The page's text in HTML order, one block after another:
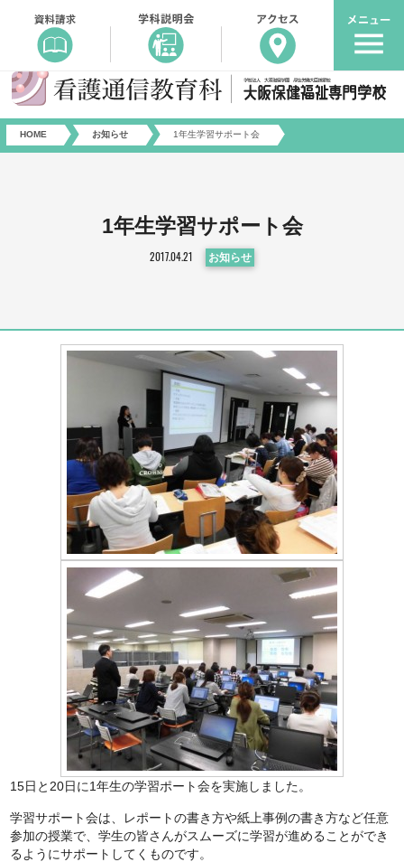
HOME お知らせ 1年生学習サポート会
1年生学習サポート会
2017.04.21 お知らせ
15日と20日に1年生の学習ポート会を実施しました。
学習サポート会は、レポートの書き方や紙上事例の書き方など任意
参加の授業で、学生の皆さんがスムーズに学習が進めることができ
るようにサポートしてくものです。